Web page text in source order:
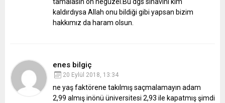
kaldırdıysa Allah onu bildiği gibi yapsan bizim
hakkımız da haram olsun.
enes bilgiç
20 Eylül 2018, 13:34
ne yaş faktörene takılmış saçmalamayın adam
2,99 almış inönü üniversitesi 2,93 ile kapatmış şimdi